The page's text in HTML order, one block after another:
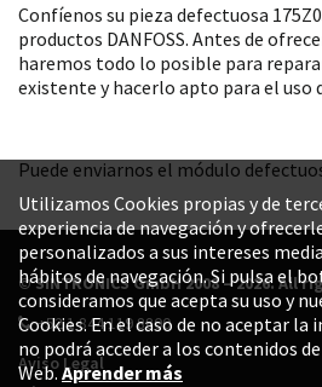
Confíenos su pieza defectuosa
productos DANFOSS. Antes de
haremos todo lo posible para
existente y hacerlo apto para el uso
Puede enviarnos el módulo
© SINTRONICS GmbH 2008 – 2026. All
+52 1 844 119 8800
Aviso Legal
Utilizamos Cookies propias y de
experiencia de navegación y
personalizados a sus intereses
hábitos de navegación. Si pulsa el
consideramos que acepta su uso y
Cookies. En el caso de no aceptar la
no podrá acceder a los contenidos
Web.Aprender más